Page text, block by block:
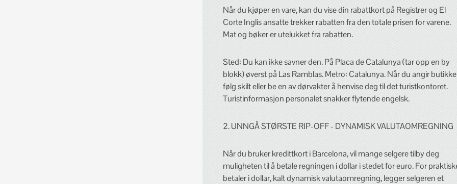
Når du kjøper en vare, kan du vise din rabattkort på Registrer og El
Corte Inglis ansatte trekker rabatten fra den totale prisen for varene.
Mat og bøker er utelukket fra rabatten.
Sted: Du kan ikke savner den. På Placa de Catalunya (tar opp en by
blokk) øverst på Las Ramblas. Metro: Catalunya. Når du angir
følg skilt eller be en av dørvakter å henvise deg til det turistkontoret.
Turistinformasjon personalet snakker flytende engelsk.
2. UNNGÅ STØRSTE RIP-OFF - DYNAMISK VALUTAOMREGNING
Når du bruker kredittkort i Barcelona, vil mange selgere tilby deg
muligheten til å betale regningen i dollar i stedet for euro. For
betaler i dollar, kalt dynamisk valutaomregning, legger selgeren et